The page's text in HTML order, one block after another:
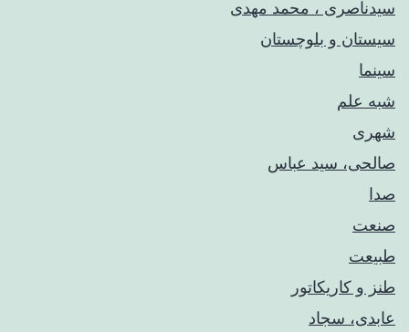
سیدناصری ، محمد مهدی
سیستان و بلوچستان
سینما
شبه علم
شهری
صالحی، سید عباس
صدا
صنعت
طبیعت
طنز و کاریکاتور
عابدی، سجاد